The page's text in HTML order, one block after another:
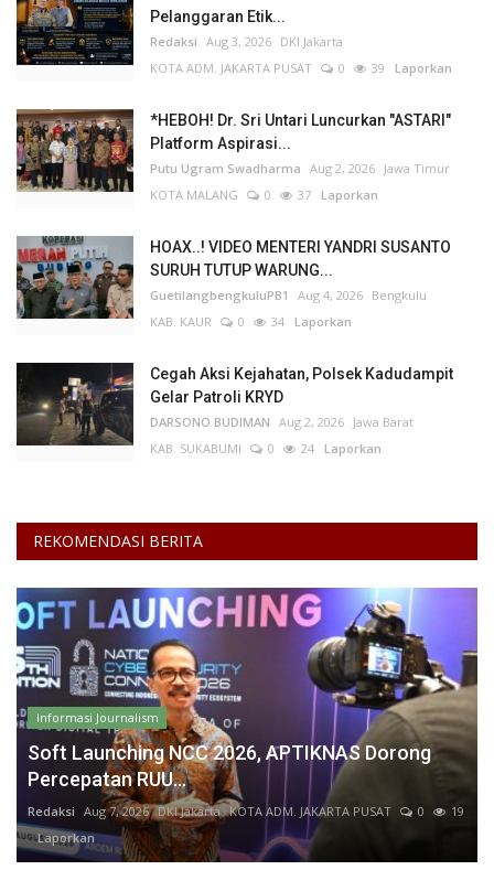
Pelanggaran Etik...
Redaksi Aug 3, 2026 DKI Jakarta
KOTA ADM. JAKARTA PUSAT
0 39 Laporkan
*HEBOH! Dr. Sri Untari Luncurkan "ASTARI"
Platform Aspirasi...
Putu Ugram Swadharma Aug 2, 2026 Jawa Timur
KOTA MALANG
0 37 Laporkan
HOAX..! VIDEO MENTERI YANDRI SUSANTO
SURUH TUTUP WARUNG...
GuetilangbengkuluPB1 Aug 4, 2026 Bengkulu
KAB. KAUR
0 34 Laporkan
Cegah Aksi Kejahatan, Polsek Kadudampit
Gelar Patroli KRYD
DARSONO BUDIMAN Aug 2, 2026 Jawa Barat
KAB. SUKABUMI
0 24 Laporkan
REKOMENDASI BERITA
Informasi Journalism
Soft Launching NCC 2026, APTIKNAS Dorong
Percepatan RUU...
Redaksi Aug 7, 2026 DKI Jakarta KOTA ADM. JAKARTA PUSAT 0
19
Laporkan